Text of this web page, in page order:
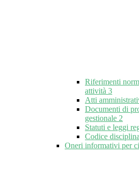
Riferimenti
attività 3
Atti
Documenti di
gestionale 2
Statuti e leggi
Codice
Oneri informativi per